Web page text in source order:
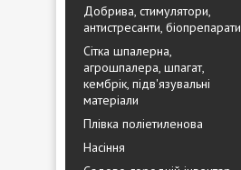
Добрива, стимулятори,
антистресанти, біопрепарати
Сітка шпалерна,
агрошпалера, шпагат,
кембрік, підв'язувальні
матеріали
Плівка поліетиленова
Насіння